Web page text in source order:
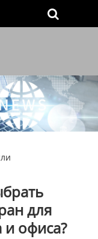
для
офиса?